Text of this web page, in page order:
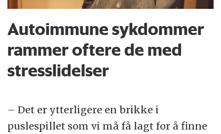
Autoimmune sykdommer
rammer oftere de med
stresslidelser
– Det er ytterligere en brikke i
puslespillet som vi må få lagt for å finne